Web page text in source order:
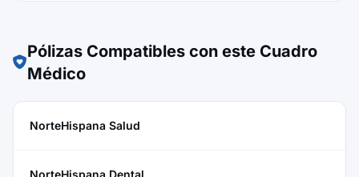
Pólizas Compatibles con este Cuadro
Médico
NorteHispana Salud
NorteHispana Dental